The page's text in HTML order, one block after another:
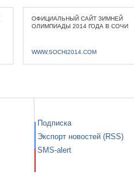
ОФИЦИАЛЬНЫЙ САЙТ ЗИМНЕЙ
ОЛИМПИАДЫ 2014 ГОДА В СОЧИ
WWW.SOCHI2014.COM
Подписка
Экспорт новостей (RSS)
SMS-alert